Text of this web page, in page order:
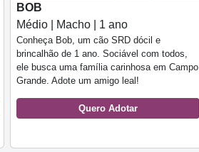
BOB
Médio | Macho | 1 ano
Conheça Bob, um cão SRD dócil e
brincalhão de 1 ano. Sociável com todos,
ele busca uma família carinhosa em Campo
Grande. Adote um amigo leal!
Quero Adotar